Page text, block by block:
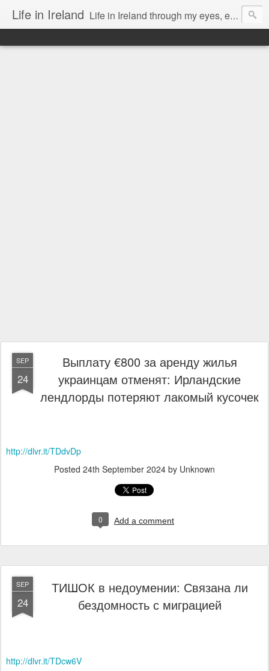
Life in Ireland Life in Ireland through my eyes, emigrants from Lithuania. When I came to this wonderful country at the age of 48, there was a certain paradigm shift for me. I was surprised that life is so intense here, if you want to see, accept this country and learn all new opportunities.
SEP
24
Выплату €800 за аренду жилья
украинцам отменят: Ирландские
лендлорды потеряют лакомый кусочек
http://dlvr.it/TDdvDp
Posted 24th September 2024 by Unknown
0 Add a comment
SEP
24
ТИШОК в недоумении: Связана ли
бездомность с миграцией
http://dlvr.it/TDcw6V